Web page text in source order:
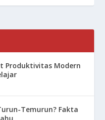
Produktivitas Modern
Temurun? Fakta